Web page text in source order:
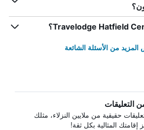
من الأسئلة الشائعة
التعليقات
حقيقية من ملايين النزلاء، مثلك
إقامتك المثالية بكل ثقة!